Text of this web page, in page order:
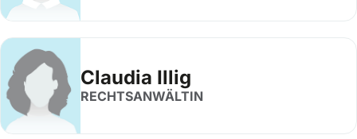
Claudia Illig
RECHTSANWÄLTIN